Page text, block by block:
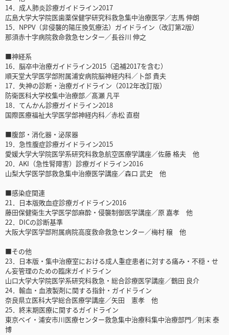
14．成人肺炎診療ガイドライン2017
広島大学大学院医歯薬保健学研究科救急集中治療医学／志馬 伸朗
15．NPPV（非侵襲的陽圧換気療法）ガイドライン（改訂第2版）
那須赤十字病院救命救急センター／長谷川 伸之
■神経系
16．脳卒中治療ガイドライン2015（追補2017を含む）
順天堂大学医学部附属浦安病院脳神経内科／卜部 貴夫
17．失神の診断・治療ガイドライン（2012年改訂版）
防衛医科大学校集中治療部／髙瀬 凡平
18．てんかん診療ガイドライン2018
国際医療福祉大学医学部神経内科／赤松 直樹
■腹部・消化器・泌尿器
19．急性腹症診療ガイドライン2015
愛媛大学大学院医学系研究科救急航空医療学講座／佐藤 格夫 他
20．AKI（急性腎障害）診療ガイドライン2016
山梨大学医学部救急集中治療医学講座／森口 武史 他
■感染症関連
21．日本版敗血症診療ガイドライン2016
藤田保健衛生大学医学部麻酔・侵襲制御医学講座／原 嘉孝 他
22．DICの診断基準
大阪大学医学部附属病院高度救命救急センター／梅村 穣 他
■その他
23．日本版・集中治療室における成人重症患者に対する痛み・不穏・せ
ん妄管理のための臨床ガイドライン
山口大学大学院医学系研究科救急・総合診療医学講座／鶴田 良介
24．輸血・血液製剤に関する指針・ガイドライン
奈良県立医科大学総合医療学講座／矢田 憲孝 他
25．終末期医療に関するガイドライン
東京ベイ・浦安市川医療センター救急集中治療科集中治療部門／則末 泰
博